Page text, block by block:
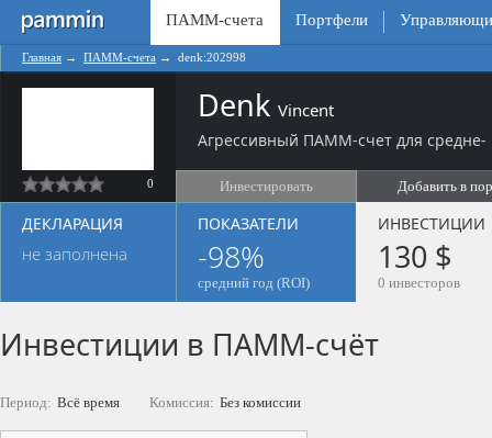
ПАММ-счета Портфели
Главная → ПАММ-счета → denk:202998
0
Denk Vincent
Агрессивный ПАММ-счет для средне-
Инвестировать Добавить в
ДЕКЛАРАЦИЯ
не заполнена
ПОКАЗАТЕЛИ
-98%
средний год (ROI)
ИНВЕСТИЦИИ
130 $
0 инвесторов
Инвестиции в ПАММ-счёт
Период: Всё время Комиссия: Без комиссии